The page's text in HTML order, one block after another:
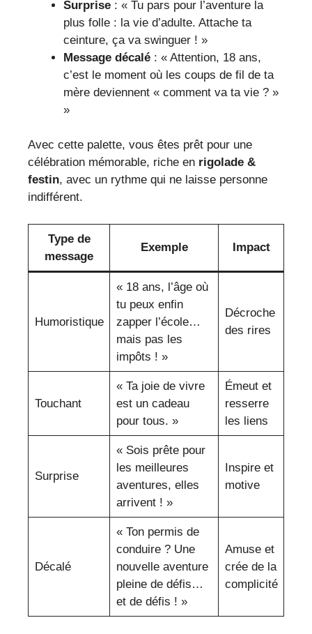
Surprise : « Tu pars pour l’aventure la
plus folle : la vie d’adulte. Attache ta
ceinture, ça va swinguer ! »
Message décalé : « Attention, 18 ans,
c’est le moment où les coups de fil de ta
mère deviennent « comment va ta vie ? »
»
Avec cette palette, vous êtes prêt pour une
célébration mémorable, riche en rigolade &
festin, avec un rythme qui ne laisse personne
indifférent.
Type de
message
Exemple Impact
Humoristique
« 18 ans, l’âge où
tu peux enfin
zapper l’école…
mais pas les
impôts ! »
Décroche
des rires
Touchant
« Ta joie de vivre
est un cadeau
pour tous. »
Émeut et
resserre
les liens
Surprise
« Sois prête pour
les meilleures
aventures, elles
arrivent ! »
Inspire et
motive
Décalé
« Ton permis de
conduire ? Une
nouvelle aventure
pleine de défis…
et de défis ! »
Amuse et
crée de la
complicité